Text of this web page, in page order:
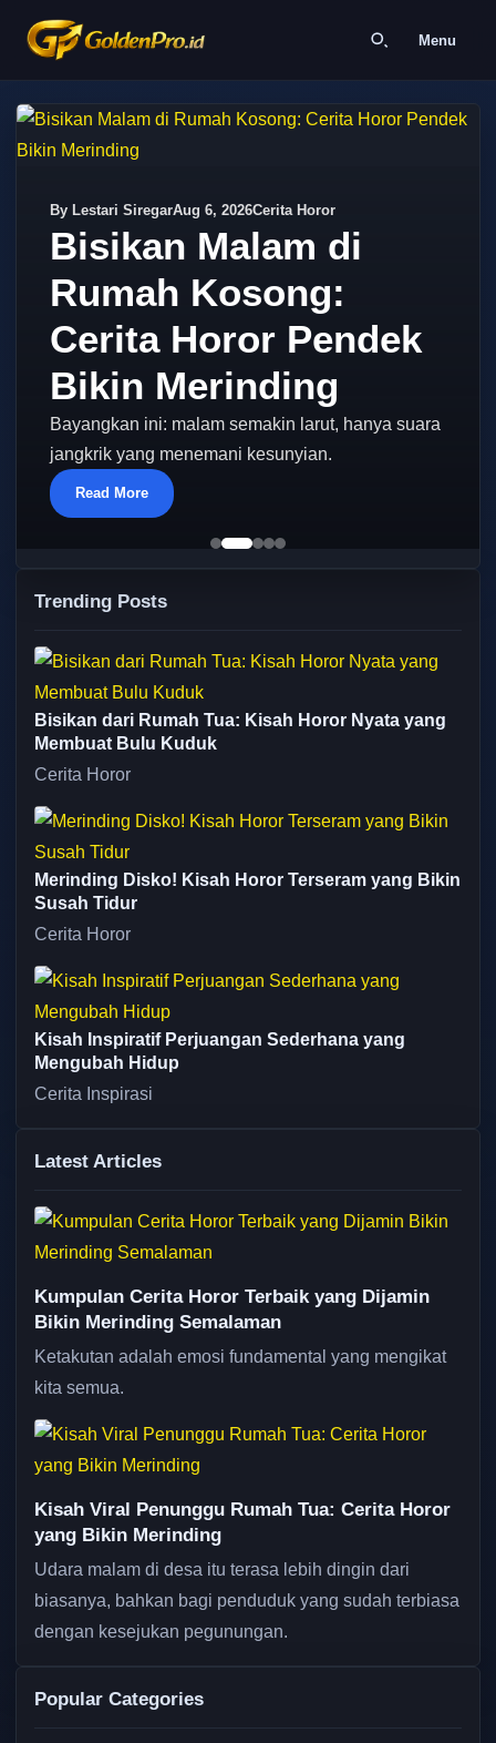
Menu
By Lestari SiregarAug 6, 2026Cerita Horor
Bisikan Malam di
Rumah Kosong:
Cerita Horor Pendek
Bikin Merinding
Bayangkan ini: malam semakin larut, hanya suara
jangkrik yang menemani kesunyian.
Read More
Trending Posts
Bisikan dari Rumah Tua: Kisah Horor Nyata yang
Membuat Bulu Kuduk
Cerita Horor
Merinding Disko! Kisah Horor Terseram yang Bikin
Susah Tidur
Cerita Horor
Kisah Inspiratif Perjuangan Sederhana yang
Mengubah Hidup
Cerita Inspirasi
Latest Articles
Kumpulan Cerita Horor Terbaik yang Dijamin
Bikin Merinding Semalaman
Ketakutan adalah emosi fundamental yang mengikat
kita semua.
Kisah Viral Penunggu Rumah Tua: Cerita Horor
yang Bikin Merinding
Udara malam di desa itu terasa lebih dingin dari
biasanya, bahkan bagi penduduk yang sudah terbiasa
dengan kesejukan pegunungan.
Popular Categories